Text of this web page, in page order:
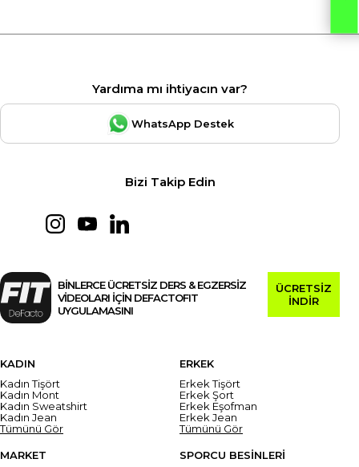
Yardıma mı ihtiyacın var?
WhatsApp Destek
Bizi Takip Edin
BİNLERCE ÜCRETSİZ DERS & EGZERSİZ
VİDEOLARI İÇİN DEFACTOFIT
UYGULAMASINI
ÜCRETSİZ
İNDİR
KADIN
Kadın Tişört
Kadın Mont
Kadın Sweatshirt
Kadın Jean
Tümünü Gör
ERKEK
Erkek Tişört
Erkek Şort
Erkek Eşofman
Erkek Jean
Tümünü Gör
MARKET
SPORCU BESİNLERİ